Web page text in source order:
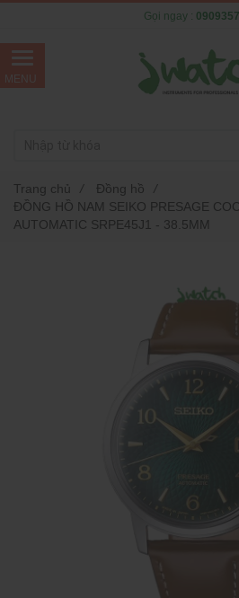
Trang chủ / Đồng hồ
/
ĐỒNG HỒ NAM SEIKO PRESAGE
AUTOMATIC SRPE45J1 - 38.5MM
Gọi ngay :